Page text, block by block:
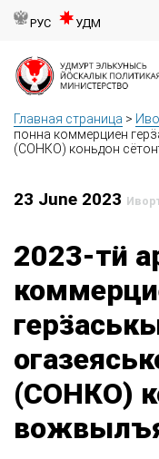
РУС УДМ
Главная страница >
понна коммерциен
(СОНКО) коньдон
23 June 2023
2023-тӥ
(СОНКО)